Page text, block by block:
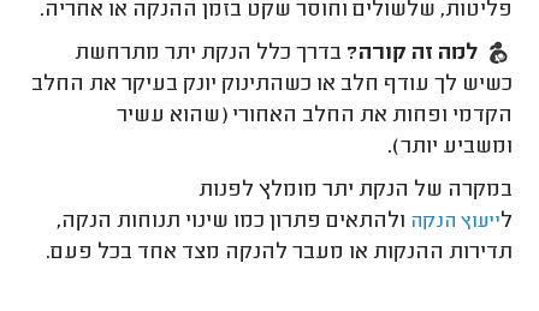
פליטות, שלשולים וחוסר שקט בזמן ההנקה או אחריה.
למה זה קורה? בדרך כלל הנקת יתר מתרחשת
כשיש לך עודף חלב או כשהתינוק יונק בעיקר את החלב
הקדמי ופחות את החלב האחורי (שהוא עשיר
ומשביע יותר).
במקרה של הנקת יתר מומלץ לפנות
לייעוץ הנקה ולהתאים פתרון כמו שינוי תנוחות הנקה,
תדירות ההנקות או מעבר להנקה מצד אחד בכל פעם.